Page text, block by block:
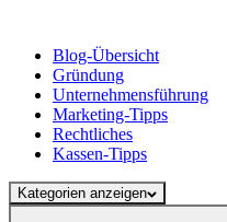
Blog-Übersicht
Gründung
Unternehmensführung
Marketing-Tipps
Rechtliches
Kassen-Tipps
Kategorien anzeigen